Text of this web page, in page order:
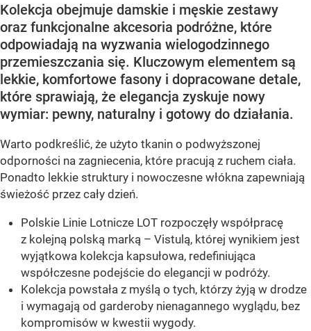
Kolekcja obejmuje damskie i męskie zestawy
oraz funkcjonalne akcesoria podróżne, które
odpowiadają na wyzwania wielogodzinnego
przemieszczania się. Kluczowym elementem są
lekkie, komfortowe fasony i dopracowane detale,
które sprawiają, że elegancja zyskuje nowy
wymiar: pewny, naturalny i gotowy do działania.
Warto podkreślić, że użyto tkanin o podwyższonej
odporności na zagniecenia, które pracują z ruchem ciała.
Ponadto lekkie struktury i nowoczesne włókna zapewniają
świeżość przez cały dzień.
Polskie Linie Lotnicze LOT rozpoczęły współpracę
z kolejną polską marką – Vistulą, której wynikiem jest
wyjątkowa kolekcja kapsułowa, redefiniująca
współczesne podejście do elegancji w podróży.
Kolekcja powstała z myślą o tych, którzy żyją w drodze
i wymagają od garderoby nienagannego wyglądu, bez
kompromisów w kwestii wygody.